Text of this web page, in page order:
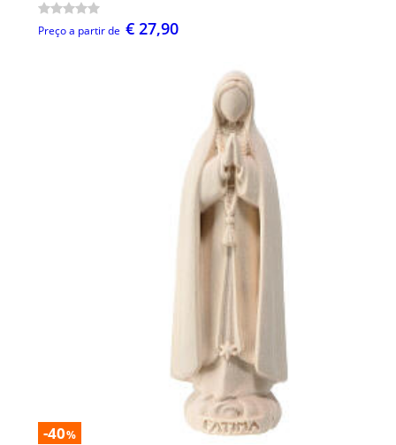
Preço a partir de € 27,90
-40%